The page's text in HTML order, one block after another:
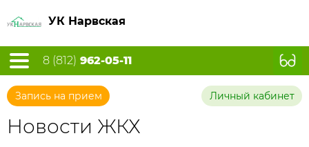
УК Нарвская
8 (812) 962-05-11
Запись на прием Личный кабинет
Новости ЖКХ